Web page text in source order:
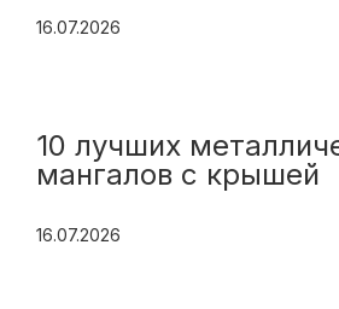
16.07.2026
10 лучших
мангалов с крышей
16.07.2026